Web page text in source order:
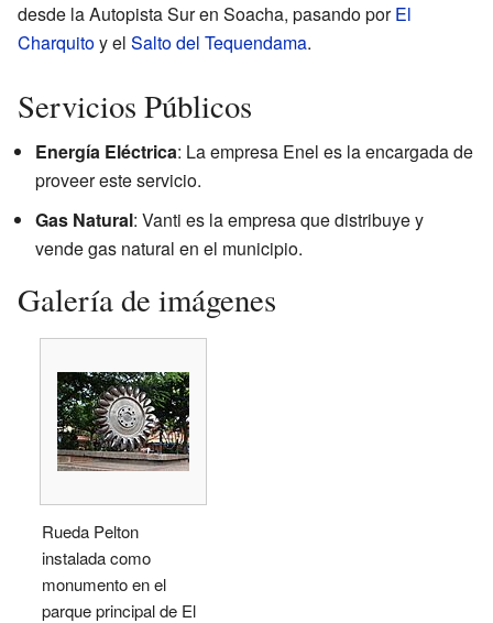
desde la Autopista Sur en Soacha, pasando porEl
Charquitoy el Salto del Tequendama.
Servicios Públicos
Energía Eléctrica: La empresa Enel es la encargada de
proveer este servicio.
Gas Natural: Vanti es la empresa que distribuye y
vende gas natural en el municipio.
Galería de imágenes
Rueda Pelton
instalada como
monumento en el
parque principal de El